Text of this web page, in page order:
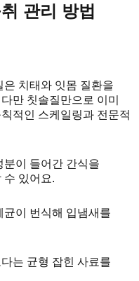
관리 방법
은 치태와 잇몸 질환을
만 칫솔질만으로 이미
적인 스케일링과 전문적
분이 들어간 간식을
수 있어요.
균이 번식해 입냄새를
는 균형 잡힌 사료를